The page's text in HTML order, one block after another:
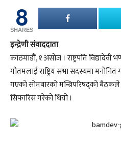
8
SHARES
इन्द्रेणी संवाददाता
काठमाडौं, १ असोज । राष्ट्रपति
गौतमलाई राष्ट्रिय सभा सदस्यमा
गएको सोमबारको मन्त्रिपरिषद्को
सिफारिस गरेको थियो ।